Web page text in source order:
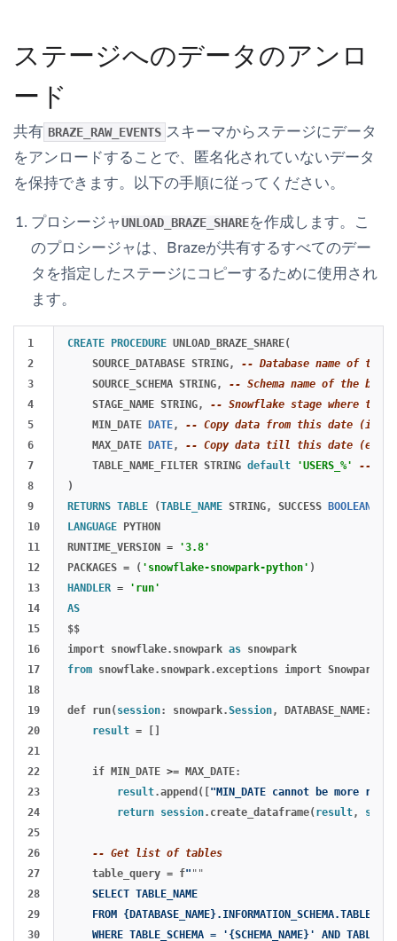
ステージへのデータのアンロ
ード
共有 BRAZE_RAW_EVENTS スキーマからステージにデータ
をアンロードすることで、匿名化されていないデータ
を保持できます。以下の手順に従ってください。
プロシージャUNLOAD_BRAZE_SHAREを作成します。こ
のプロシージャは、Brazeが共有するすべてのデー
タを指定したステージにコピーするために使用され
ます。
1
2
3
4
5
6
7
8
9
10
11
12
13
14
15
16
17
18
19
20
21
22
23
24
25
26
27
28
29
30
CREATE PROCEDURE UNLOAD_BRAZE_SHARE(
SOURCE_DATABASE STRING,
-- Database name of the
SOURCE_SCHEMA STRING,
-- Schema name of the
STAGE_NAME STRING,
-- Snowflake stage where the
MIN_DATE DATE,
-- Copy data from this date
MAX_DATE DATE,
-- Copy data till this date
TABLE_NAME_FILTER STRING default 'USERS_%'
--
)
RETURNS TABLE (TABLE_NAME STRING, SUCCESS BOOLEAN
LANGUAGE PYTHON
RUNTIME_VERSION =
'3.8'
PACKAGES = ( 'snowflake-snowpark-python' )
HANDLER =
'run'
AS
$$
import snowflake. snowpark as snowpark
from snowflake. snowpark.exceptions import
def run(session: snowpark.Session, DATABASE_NAME:
result = []
if MIN_DATE >= MAX_DATE:
result.append (["MIN_DATE cannot be more
return session. create_dataframe(result,
-- Get list of tables
table_query = f" ""
    SELECT TABLE_NAME
    FROM {DATABASE_NAME}.INFORMATION_SCHEMA.TABLES
WHERE TABLE_SCHEMA = '{SCHEMA_NAME}' AND